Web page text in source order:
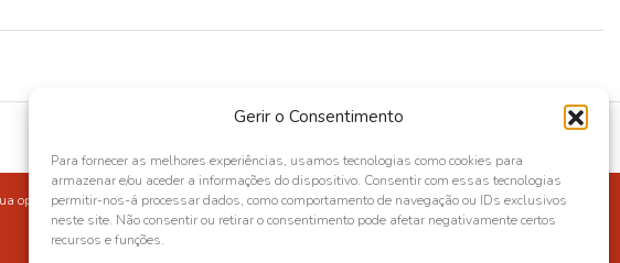
Gerir o Consentimento
Para fornecer as melhores experiências, usamos tecnologias como cookies para
armazenar e/ou aceder a informações do dispositivo. Consentir com essas tecnologias
permitir-nos-á processar dados, como comportamento de navegação ou IDs exclusivos
neste site. Não consentir ou retirar o consentimento pode afetar negativamente certos
recursos e funções.
opinião